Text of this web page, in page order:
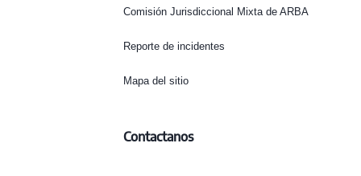
Comisión Jurisdiccional Mixta de ARBA
Reporte de incidentes
Mapa del sitio
Contactanos